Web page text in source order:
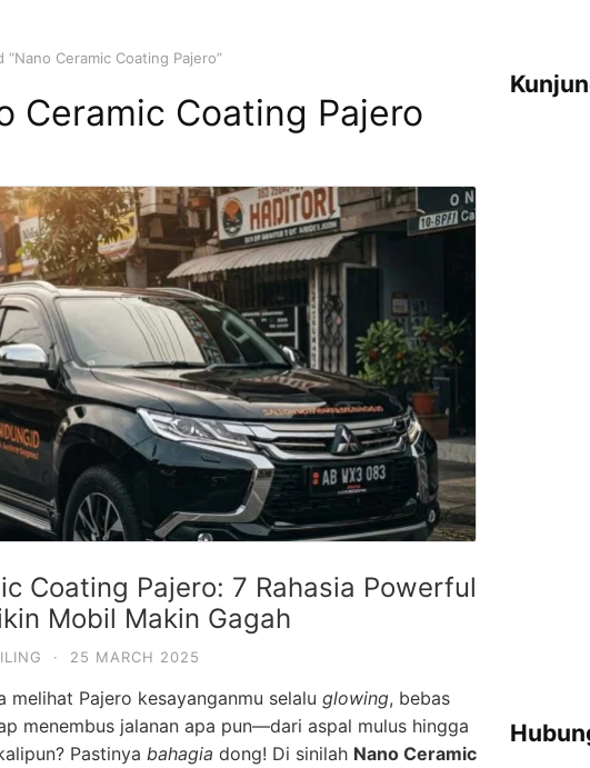
“Nano Ceramic Coating Pajero”
Ceramic Coating Pajero
Coating Pajero: 7 Rahasia Powerful
Mobil Makin Gagah
· 25 MARCH 2025
melihat Pajero kesayanganmu selalu glowing, bebas
menembus jalanan apa pun—dari aspal mulus hingga
Pastinya bahagia dong! Di sinilah Nano Ceramic